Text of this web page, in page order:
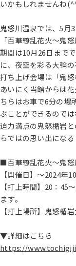
いかもしれませんね(^^
鬼怒川温泉では、5月
「百華繚乱花火～鬼
期間は10月26日まで
に、夜空を彩る大輪
打ち上げ会場は「鬼
あいにく当館からは
ちらはお車で6分の場
ぶことができるので
迫力満点の鬼怒楯岩
らではの思い出にな
■百華繚乱花火～鬼怒
【開催日】～2024年
【打上時間】20：
ます。
【打上場所】鬼怒楯
▼詳細はこちら
https://